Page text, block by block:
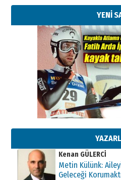
YENİ
Kenan GÜLERCİ
Metin Külünk: Aileyi
Geleceği
11 Mayıs 2026 Pazartesi
Kenan GÜLERCİ
Metin Külünk:
Geleceği